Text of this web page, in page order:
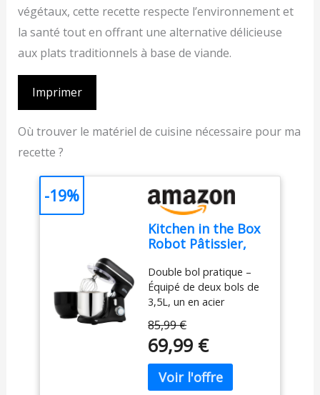
végétaux, cette recette respecte l’environnement et
la santé tout en offrant une alternative délicieuse
aux plats traditionnels à base de viande.
Imprimer
Où trouver le matériel de cuisine nécessaire pour ma
recette ?
Kitchen in the Box
Robot Pâtissier,
Bols, Compact et
Léger, 10 Vitesses
avec Fonction
Pulse, Finition
Mate, Fouet,
Crochet Pétrisseur
et Batteur, Noir
Double bol pratique –
Équipé de deux bols de
3,5L, un en acier
en plastique alimentaire
de haute qualité, ce
robot pâtissier vous
permet d'alterner
facilement entre
85,99 €
69,99 €
-19%